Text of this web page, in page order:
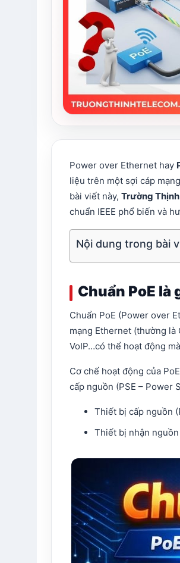
Power over Ethernet hay
liệu trên một sợi cáp
bài viết này, Trường
chuẩn IEEE phổ biến và
Nội dung trong bài
Chuẩn PoE là
Chuẩn PoE (Power over
mạng Ethernet (thường là
VoIP…có thể hoạt động
Cơ chế hoạt động của
cấp nguồn (PSE – Power
Thiết bị cấp nguồn
Thiết bị nhận